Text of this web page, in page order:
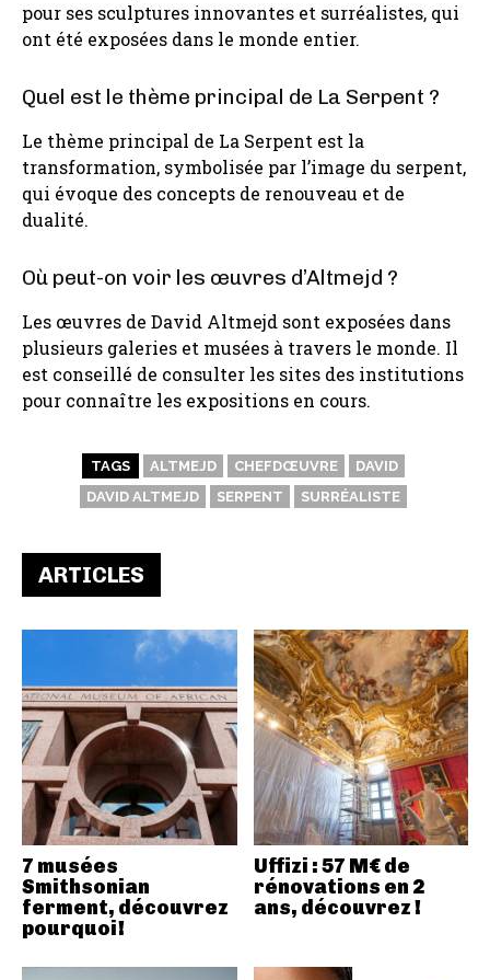
pour ses sculptures innovantes et surréalistes, qui
ont été exposées dans le monde entier.
Quel est le thème principal de La Serpent ?
Le thème principal de La Serpent est la
transformation, symbolisée par l’image du serpent,
qui évoque des concepts de renouveau et de
dualité.
Où peut-on voir les œuvres d’Altmejd ?
Les œuvres de David Altmejd sont exposées dans
plusieurs galeries et musées à travers le monde. Il
est conseillé de consulter les sites des institutions
pour connaître les expositions en cours.
TAGS ALTMEJD CHEFDŒUVRE
DAVID
DAVID ALTMEJD
SERPENT SURRÉALISTE
ARTICLES
7 musées
Smithsonian
ferment, découvrez
pourquoi!
Uffizi : 57 M€ de
rénovations en 2
ans, découvrez !